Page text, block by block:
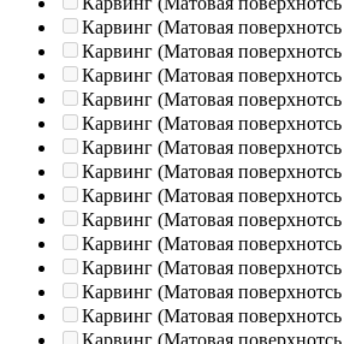
Карвинг (Матовая
Карвинг (Матовая
Карвинг (Матовая
Карвинг (Матовая
Карвинг (Матовая
Карвинг (Матовая
Карвинг (Матовая
Карвинг (Матовая
Карвинг (Матовая
Карвинг (Матовая
Карвинг (Матовая
Карвинг (Матовая
Карвинг (Матовая